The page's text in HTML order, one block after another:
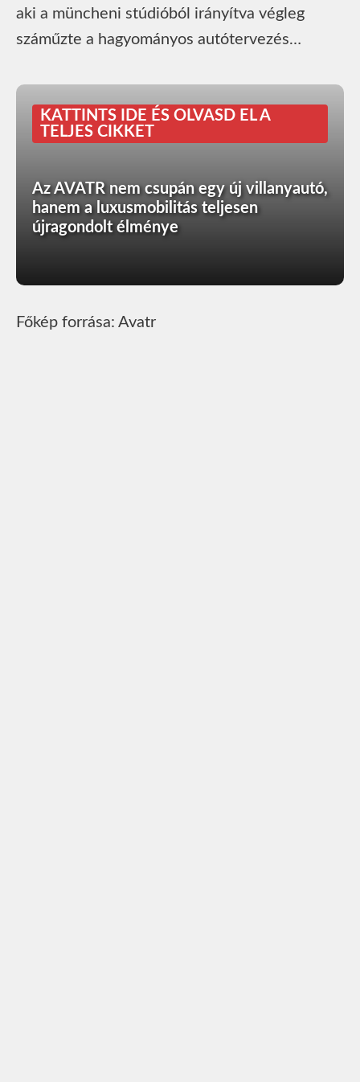
aki a müncheni stúdióból irányítva végleg
száműzte a hagyományos autótervezés…
KATTINTS IDE ÉS OLVASD EL A
TELJES CIKKET
Az AVATR nem csupán egy új villanyautó,
hanem a luxusmobilitás teljesen
újragondolt élménye
Főkép forrása: Avatr